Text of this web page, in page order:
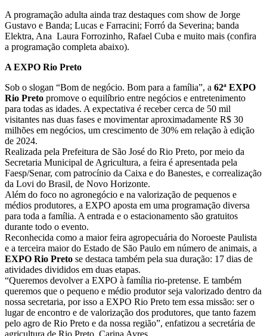
A programação adulta ainda traz destaques com show de Jorge
Gustavo e Banda; Lucas e Farracini; Forró da Severina; banda
Elektra, Ana Laura Forrozinho, Rafael Cuba e muito mais (confira
a programação completa abaixo).
A EXPO Rio Preto
Sob o slogan “Bom de negócio. Bom para a família”, a 62ª EXPO
Rio Preto promove o equilíbrio entre negócios e entretenimento
para todas as idades. A expectativa é receber cerca de 50 mil
visitantes nas duas fases e movimentar aproximadamente R$ 30
milhões em negócios, um crescimento de 30% em relação à edição
de 2024.
Realizada pela Prefeitura de São José do Rio Preto, por meio da
Secretaria Municipal de Agricultura, a feira é apresentada pela
Faesp/Senar, com patrocínio da Caixa e do Banestes, e correalização
da Lovi do Brasil, de Novo Horizonte.
Além do foco no agronegócio e na valorização de pequenos e
médios produtores, a EXPO aposta em uma programação diversa
para toda a família. A entrada e o estacionamento são gratuitos
durante todo o evento.
Reconhecida como a maior feira agropecuária do Noroeste Paulista
e a terceira maior do Estado de São Paulo em número de animais, a
EXPO Rio Preto se destaca também pela sua duração: 17 dias de
atividades divididos em duas etapas.
“Queremos devolver a EXPO à família rio-pretense. E também
queremos que o pequeno e médio produtor seja valorizado dentro da
nossa secretaria, por isso a EXPO Rio Preto tem essa missão: ser o
lugar de encontro e de valorização dos produtores, que tanto fazem
pelo agro de Rio Preto e da nossa região”, enfatizou a secretária de
agricultura de Rio Preto, Carina Ayres.